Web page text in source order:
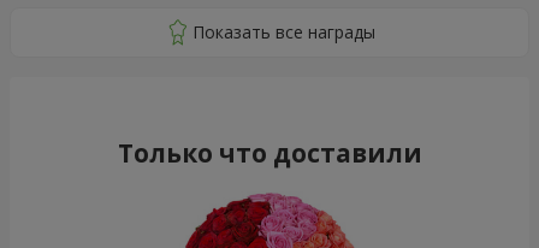
Только что доставили